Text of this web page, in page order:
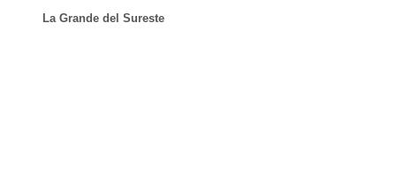
La Grande del Sureste